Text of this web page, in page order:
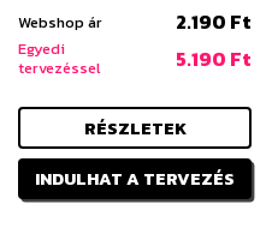
Webshop ár 2.190 Ft
Egyedi
tervezéssel
5.190 Ft
RÉSZLETEK
INDULHAT A TERVEZÉS